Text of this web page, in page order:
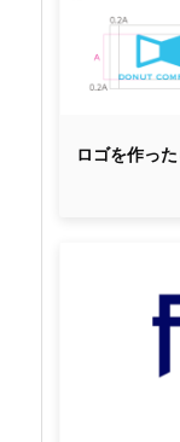
ロゴを作っ